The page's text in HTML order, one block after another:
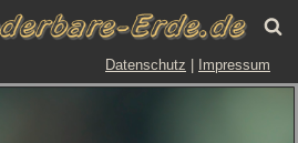
Datenschutz Impressum